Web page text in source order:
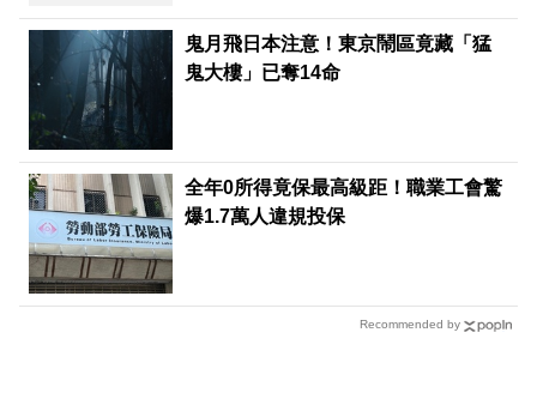
鬼月飛日本注意！東京鬧區竟藏「猛
鬼大樓」已奪14命
全年0所得竟保最高級距！職業工會驚
爆1.7萬人違規投保
Recommended by